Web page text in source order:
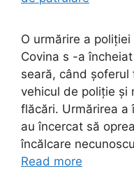
O urmărire a
Covina s -a
seară, când
vehicul de poliție și
flăcări. Urmărirea a
au încercat să
încălcare
Read more